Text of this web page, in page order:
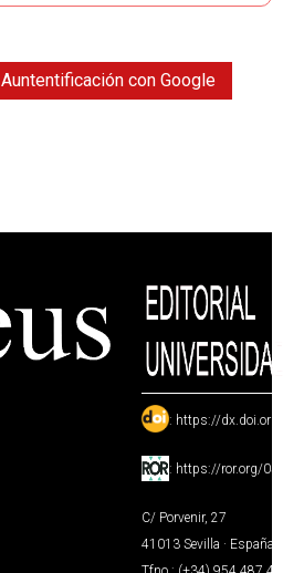
Auntentificación con Google
: https://
: https://ror.org/
C/ Porvenir, 27
41013 Sevilla · España